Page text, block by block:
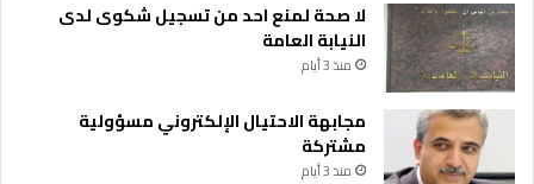
لا صحة لمنع احد من تسجيل شكوى لدى
النيابة العامة
منذ 3 أيام
مجابهة الاحتيال الإلكتروني مسؤولية
مشتركة
منذ 3 أيام